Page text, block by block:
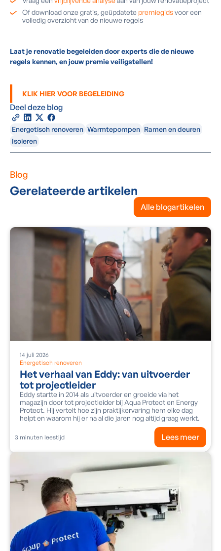
Of download onze gratis, geüpdatete premiegidsvoor een
volledig overzicht van de nieuwe regels
Laat je renovatie begeleiden door experts die de nieuwe
regels kennen, en jouw premie veiligstellen!
KLIK HIER VOOR BEGELEIDING
Deel deze blog
Energetisch renoveren Warmtepompen Ramen en deuren
Isoleren
Blog
Gerelateerde artikelen
Alle blogartikelen
Energetisch renoveren
14 juli 2026
Het verhaal van Eddy: van uitvoerder
tot projectleider
Eddy startte in 2014 als uitvoerder en groeide via het
magazijn door tot projectleider bij Aqua Protect en Energy
Protect. Hij vertelt hoe zijn praktijkervaring hem elke dag
helpt en waarom hij er na al die jaren nog altijd graag werkt.
3 minuten leestijd Lees meer